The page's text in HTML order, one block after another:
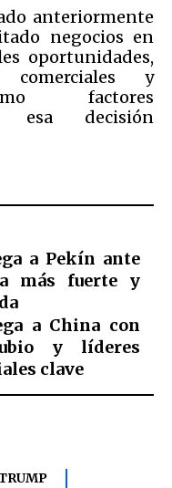
anteriormente
negocios en
oportunidades,
comerciales y
factores
esa decisión
a Pekín ante
más fuerte y
a China con
y líderes
clave